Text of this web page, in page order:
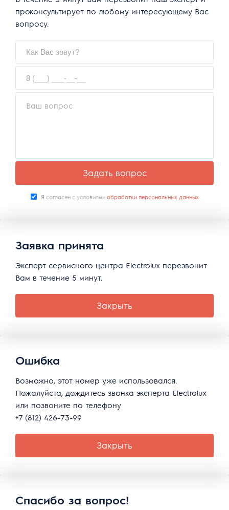
проконсультирует по любому интересующему Вас
вопросу.
Задать вопрос
Я согласен с условиями обработки персональных данных
Заявка принята
Эксперт сервисного центра Electrolux перезвонит
Вам в течение 5 минут.
Закрыть
Ошибка
Возможно, этот номер уже использовался.
Пожалуйста, дождитесь звонка эксперта Electrolux
или позвоните по телефону
+7 (812) 426-73-99
Закрыть
Спасибо за вопрос!